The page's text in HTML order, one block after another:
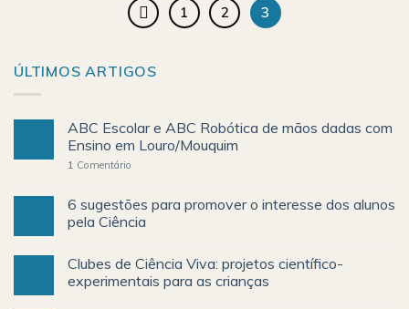
1 2 3
ÚLTIMOS ARTIGOS
ABC Escolar e ABC Robótica de mãos dadas com
Ensino em Louro/Mouquim
1 Comentário
6 sugestões para promover o interesse dos alunos
pela Ciência
Clubes de Ciência Viva: projetos científico-
experimentais para as crianças